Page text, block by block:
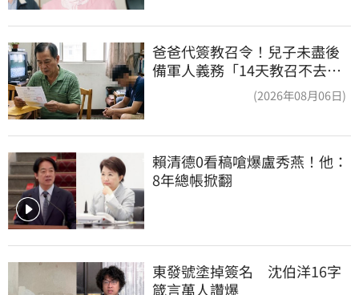
爸爸代簽教召令！兒子未盡後
備軍人義務「14天教召不去」
(2026年08月06日)
賴清德0看稿嗆爆盧秀燕！他：
8年總帳掀翻
東發號塗掉簽名　沈伯洋16字
箴言萬人讚爆